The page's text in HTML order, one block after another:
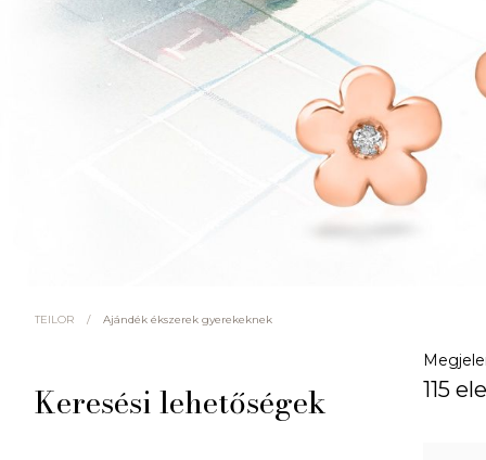
TEILOR / Ajándék ékszerek gyerekeknek
115
Keresési lehetőségek